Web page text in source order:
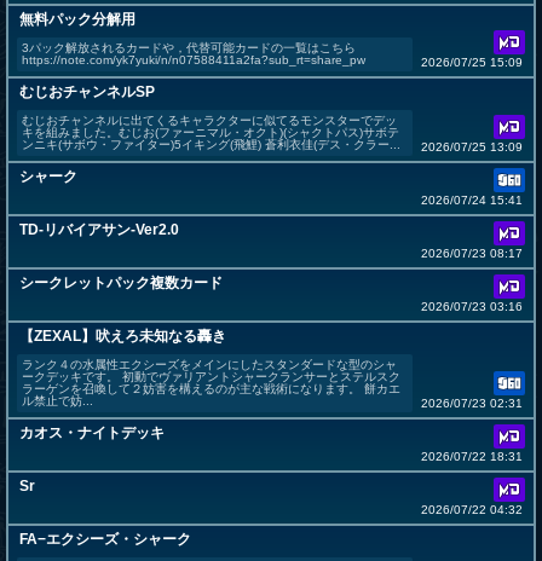
無料パック分解用
3パック解放されるカードや，代替可能カードの一覧はこちら
https://note.com/yk7yuki/n/n07588411a2fa?sub_rt=share_pw
2026/07/25 15:09
むじおチャンネルSP
むじおチャンネルに出てくるキャラクターに似てるモンスターでデッ
キを組みました。むじお(ファーニマル・オクト)(シャクトパス)サボテ
ンニキ(サボウ・ファイター)5イキング(飛鯉) 蒼利衣佳(デス・クラー...
2026/07/25 13:09
シャーク
2026/07/24 15:41
TD-リバイアサン-Ver2.0
2026/07/23 08:17
シークレットパック複数カード
2026/07/23 03:16
【ZEXAL】吠えろ未知なる轟き
ランク４の水属性エクシーズをメインにしたスタンダードな型のシャ
ークデッキです。 初動でヴァリアントシャークランサーとステルスク
ラーゲンを召喚して２妨害を構えるのが主な戦術になります。 餅カエ
ル禁止で妨...
2026/07/23 02:31
カオス・ナイトデッキ
2026/07/22 18:31
Sr
2026/07/22 04:32
FA−エクシーズ・シャーク